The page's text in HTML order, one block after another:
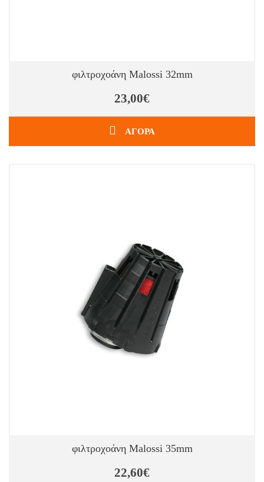
φιλτροχοάνη Malossi 32mm
23,00€
ΑΓΟΡΑ
φιλτροχοάνη Malossi 35mm
22,60€